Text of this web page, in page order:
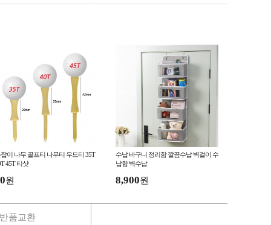
이 나무 골프티 나무티 우드티 35T
45T 티샷
원
수납 바구니 정리함 깔끔수납 벽걸이 수
납함 벽수납
8,900원
반품교환